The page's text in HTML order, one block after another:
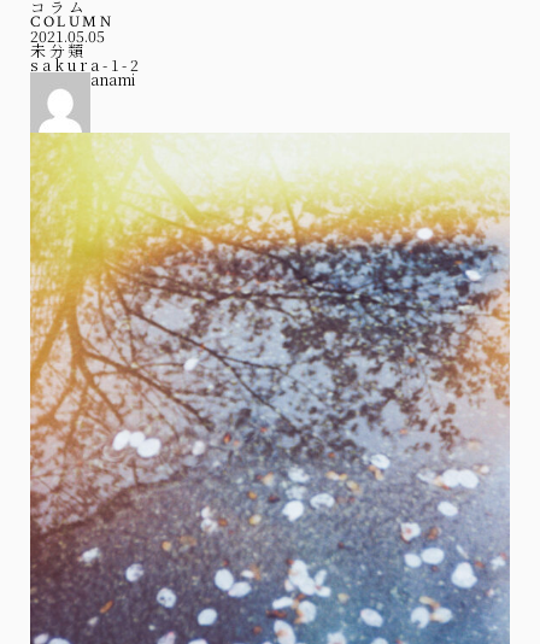
コラム
COLUMN
2021.05.05
未分類
sakura-1-2
anami